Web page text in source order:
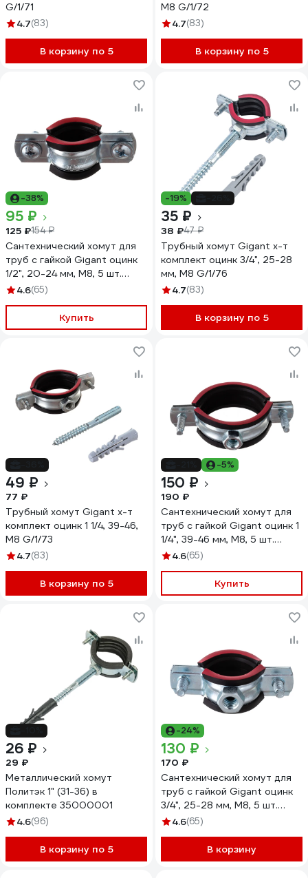
G/1/71
4.7(83)
В корзину по 5
М8 G/1/72
4.7(83)
В корзину по 5
-38%
95 ₽
125 ₽154 ₽
Сантехнический хомут для
труб с гайкой Gigant оцинк
1/2", 20-24 мм, М8, 5 шт.
G/1/81
4.6(65)
Купить
-19%
35 ₽
38 ₽47 ₽
Трубный хомут Gigant х-т
комплект оцинк 3/4", 25-28
мм, М8 G/1/76
4.7(83)
В корзину по 5
49 ₽
77 ₽
Трубный хомут Gigant х-т
комплект оцинк 1 1/4, 39-46,
М8 G/1/73
4.7(83)
В корзину по 5
-5%
150 ₽
190 ₽
Сантехнический хомут для
труб с гайкой Gigant оцинк 1
1/4", 39-46 мм, М8, 5 шт.
G/1/79
4.6(65)
Купить
26 ₽
29 ₽
Металлический хомут
Политэк 1" (31-36) в
комплекте 35000001
4.6(96)
В корзину по 5
-24%
130 ₽
170 ₽
Сантехнический хомут для
труб с гайкой Gigant оцинк
3/4", 25-28 мм, М8, 5 шт.
G/1/83
4.6(65)
В корзину